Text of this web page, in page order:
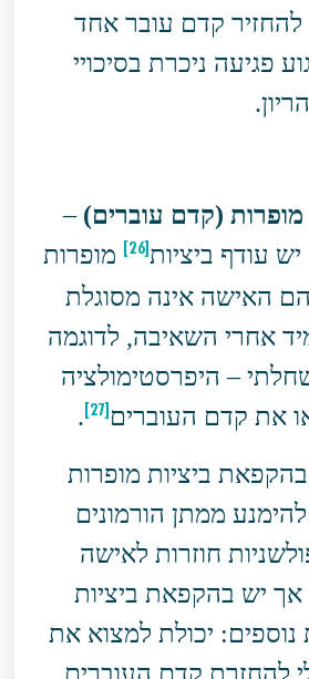
קדם עובר אחד
פגיעה ניכרת בסיכויי
(קדם עוברים)
–
עודף ביציות[26]
מופרות
האישה אינה מסוגלת
אחרי השאיבה, לדוגמה
– היפרסטימולציה
את קדם העוברים[27]
.
בהקפאת ביציות מופרות
ממתן הורמונים
חוזרות לאישה
אך יש בהקפאת ביציות
נוספים: יכולת למצוא את